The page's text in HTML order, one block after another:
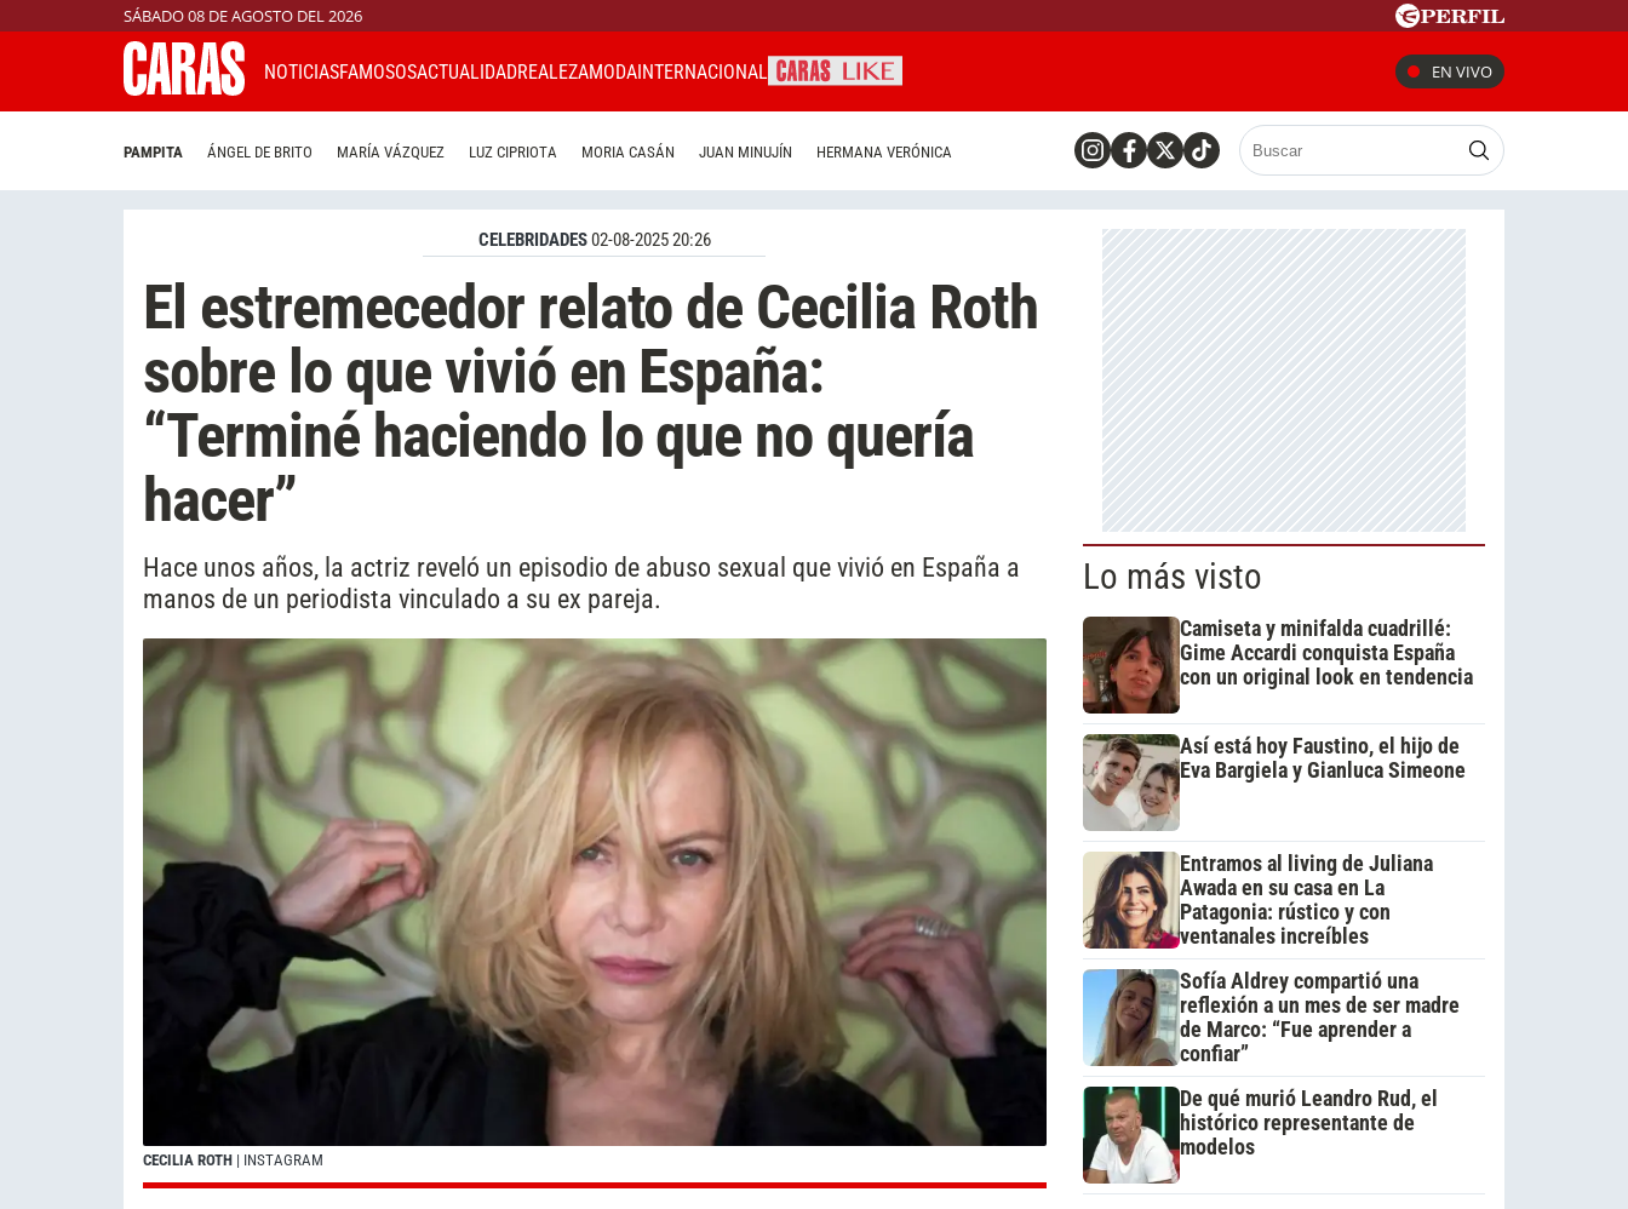
SÁBADO 08 DE AGOSTO DEL 2026
NOTICIASFAMOSOSACTUALIDADREALEZAMODAINTERNACIONAL EN VIVO
PAMPITA ÁNGEL DE BRITO MARÍA VÁZQUEZ LUZ CIPRIOTA MORIA CASÁN JUAN MINUJÍN HERMANA VERÓNICA
CELEBRIDADES02-08-2025 20:26
El estremecedor relato de Cecilia Roth
sobre lo que vivió en España:
“Terminé haciendo lo que no quería
hacer”
Hace unos años, la actriz reveló un episodio de abuso sexual que vivió en España a
manos de un periodista vinculado a su ex pareja.
CECILIA ROTH | INSTAGRAM
Lo más visto
Camiseta y minifalda cuadrillé:
Gime Accardi conquista España
con un original look en tendencia
Así está hoy Faustino, el hijo de
Eva Bargiela y Gianluca Simeone
Entramos al living de Juliana
Awada en su casa en La
Patagonia: rústico y con
ventanales increíbles
Sofía Aldrey compartió una
reflexión a un mes de ser madre
de Marco: “Fue aprender a
confiar”
De qué murió Leandro Rud, el
histórico representante de
modelos